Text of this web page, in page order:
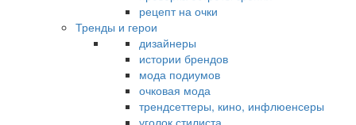
рецепт на очки
Тренды и герои
дизайнеры
истории брендов
мода подиумов
очковая мода
трендсеттеры, кино, инфлюенсеры